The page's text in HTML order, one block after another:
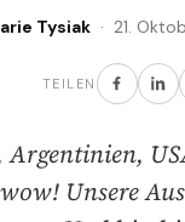
Tysiak · 21.
TEILEN
Argentinien,
Unsere